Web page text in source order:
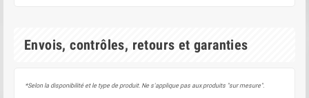
Envois, contrôles, retours et garanties
*Selon la disponibilité et le type de produit. Ne s'applique pas aux produits "sur mesure".